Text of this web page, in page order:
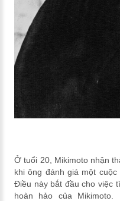
Ở tuổi 20, Mikimoto nhận
khi ông đánh giá một
Điều này bắt đầu cho việc
hoàn hảo của